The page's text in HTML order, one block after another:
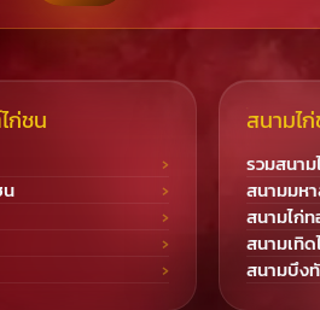
ก่ชน
น
สนามไ
รวมสนา
สนามมห
สนามไก่
สนามเทิ
สนามบึง